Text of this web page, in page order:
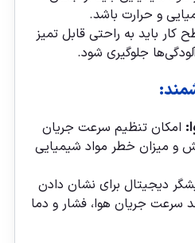
و حرارت باشد.
کار باید به راحتی قابل تمیز
جلوگیری شود.
امکان تنظیم سرعت جریان
و میزان خطر مواد شیمیایی
دیجیتال برای نشان دادن
سرعت جریان هوا، فشار و دما